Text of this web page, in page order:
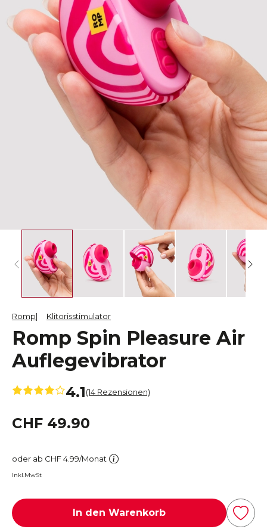
Romp Klitorisstimulator
Romp Spin Pleasure Air
Auflegevibrator
4.1(14 Rezensionen)
CHF 49.90
oder ab CHF 4.99/Monat
Inkl.MwSt
In den Warenkorb